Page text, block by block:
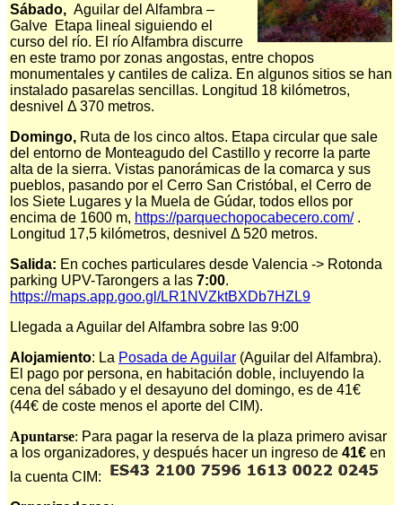
Sábado, Aguilar del Alfambra –
Galve Etapa lineal siguiendo el
curso del río. El río Alfambra discurre
en este tramo por zonas angostas, entre chopos
monumentales y cantiles de caliza. En algunos sitios se han
instalado pasarelas sencillas. Longitud 18 kilómetros,
desnivel Δ 370 metros.
Domingo, Ruta de los cinco altos. Etapa circular que sale
del entorno de Monteagudo del Castillo y recorre la parte
alta de la sierra. Vistas panorámicas de la comarca y sus
pueblos, pasando por el Cerro San Cristóbal, el Cerro de
los Siete Lugares y la Muela de Gúdar, todos ellos por
encima de 1600 m, https://parquechopocabecero.com/ .
Longitud 17,5 kilómetros, desnivel Δ 520 metros.
Salida: En coches particulares desde Valencia -> Rotonda
parking UPV-Tarongers a las 7:00.
https://maps.app.goo.gl/LR1NVZktBXDb7HZL9
Llegada a Aguilar del Alfambra sobre las 9:00
Alojamiento: La Posada de Aguilar (Aguilar del Alfambra).
El pago por persona, en habitación doble, incluyendo la
cena del sábado y el desayuno del domingo, es de 41€
(44€ de coste menos el aporte del CIM).
Apuntarse: Para pagar la reserva de la plaza primero avisar
a los organizadores, y después hacer un ingreso de 41€ en
la cuenta CIM: